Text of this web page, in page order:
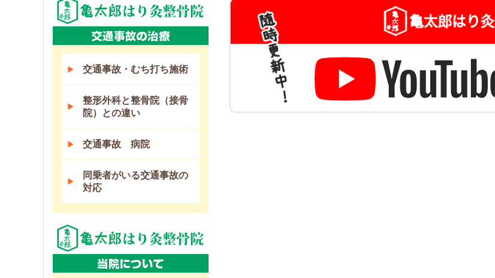
交通事故・むち打ち施術
整形外科と整骨院（接骨
院）との違い
交通事故 病院
同乗者がいる交通事故の
対応